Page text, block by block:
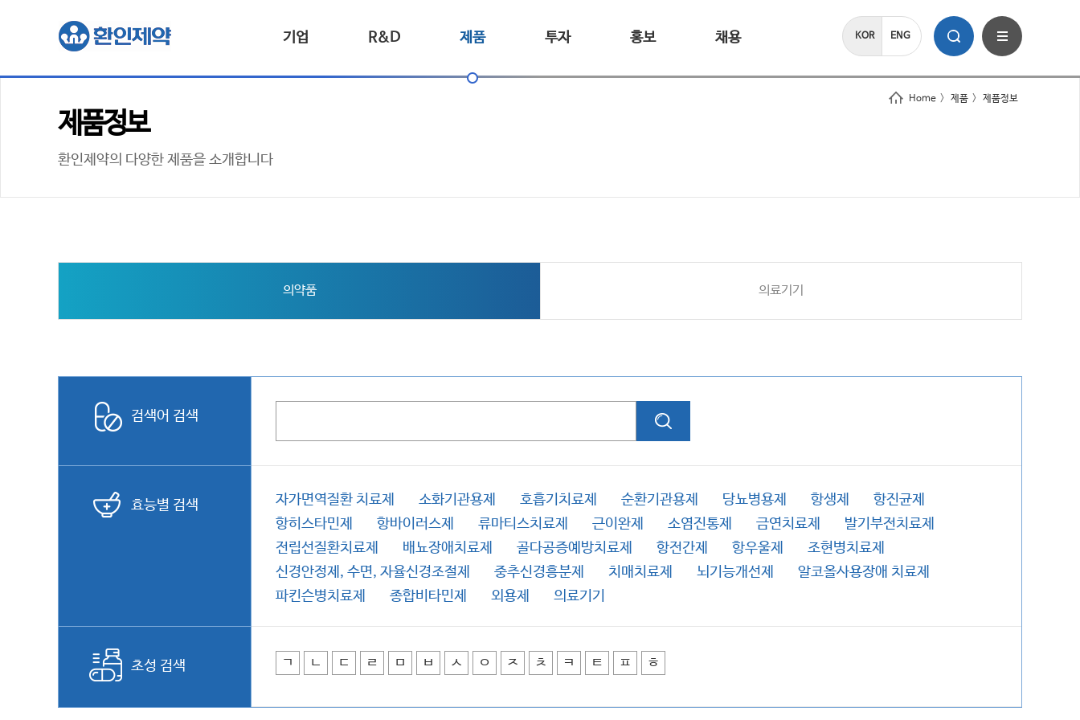
KOR ENG
기업 R&D 제품 투자 홍보 채용
Home > 제품 > 제품정보
제품정보
환인제약의 다양한 제품을 소개합니다
의약품 의료기기
검색어 검색
효능별 검색 자가면역질환 치료제 소화기관용제 호흡기치료제 순환기관용제 당뇨병용제 항생제
항진균제
항히스타민제
항바이러스제 류마티스치료제 근이완제 소염진통제 금연치료제
발기부전치료제
전립선질환치료제
배뇨장애치료제 골다공증예방치료제 항전간제 항우울제
조현병치료제
신경안정제, 수면, 자율신경조절제
중추신경흥분제 치매치료제 뇌기능개선제
알코올사용장애 치료제
파킨슨병치료제
종합비타민제 외용제 의료기기
초성 검색 ㄱ ㄴ ㄷ ㄹ ㅁ ㅂ ㅅ ㅇ ㅈ ㅊ ㅋ ㅌ ㅍ ㅎ